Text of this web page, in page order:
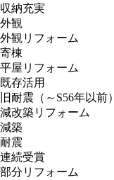
収納充実
外観
外観リフォーム
寄棟
平屋リフォーム
既存活用
旧耐震（～S56年以前）
減改築リフォーム
減築
耐震
連続受賞
部分リフォーム